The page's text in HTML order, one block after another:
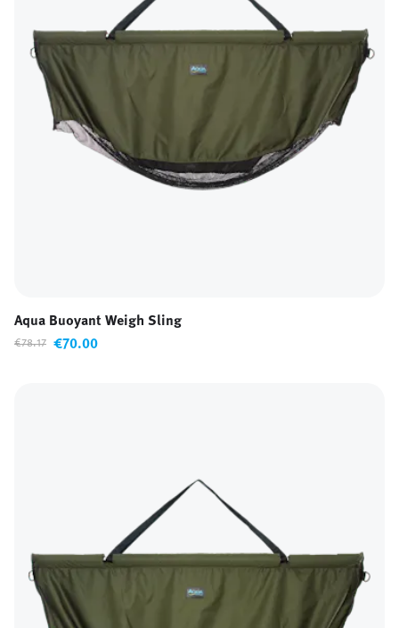
Aqua Buoyant Weigh Sling
€78.17 €70.00